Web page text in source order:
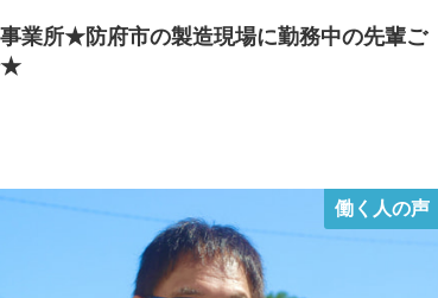
業所★防府市の製造現場に勤務中の先輩ご
★
働く人の声